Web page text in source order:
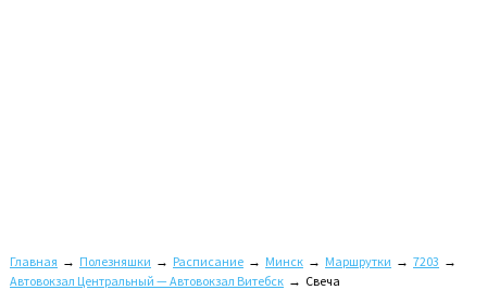
Главная → Полезняшки → Расписание → Минск → Маршрутки → 7203 →
Автовокзал Центральный — Автовокзал Витебск → Свеча